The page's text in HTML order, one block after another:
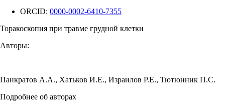
ORCID: 0000-0002-6410-7355
Торакоскопия при травме грудной клетки
Авторы:
Панкратов А.А., Хатьков И.Е., Израилов Р.Е., Тютюнник П.С.
Подробнее об авторах